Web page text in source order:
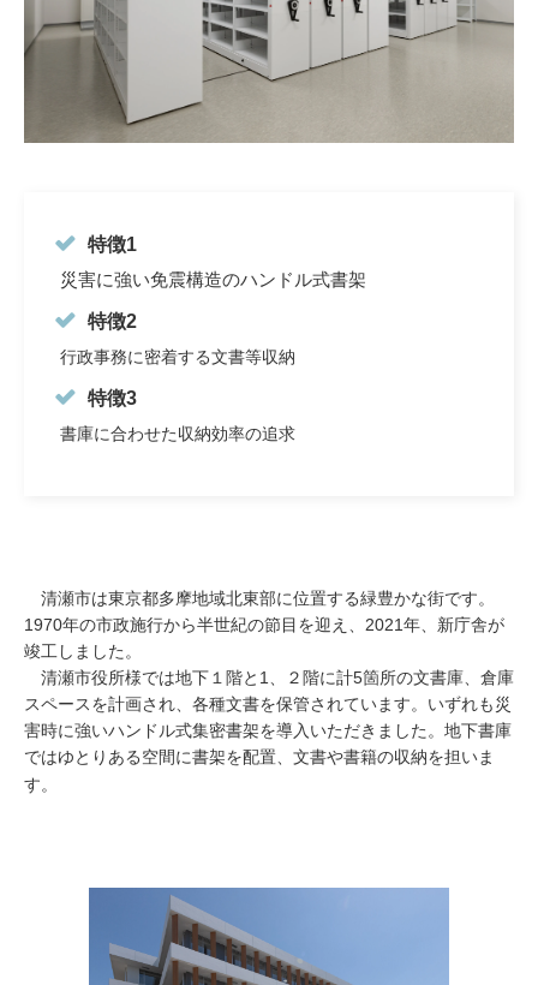
特徴1
災害に強い免震構造のハンドル式書架
特徴2
行政事務に密着する文書等収納
特徴3
書庫に合わせた収納効率の追求
清瀬市は東京都多摩地域北東部に位置する緑豊かな街です。
1970年の市政施行から半世紀の節目を迎え、2021年、新庁舎が
竣工しました。
清瀬市役所様では地下１階と1、２階に計5箇所の文書庫、倉庫
スペースを計画され、各種文書を保管されています。いずれも災
害時に強いハンドル式集密書架を導入いただきました。地下書庫
ではゆとりある空間に書架を配置、文書や書籍の収納を担いま
す。